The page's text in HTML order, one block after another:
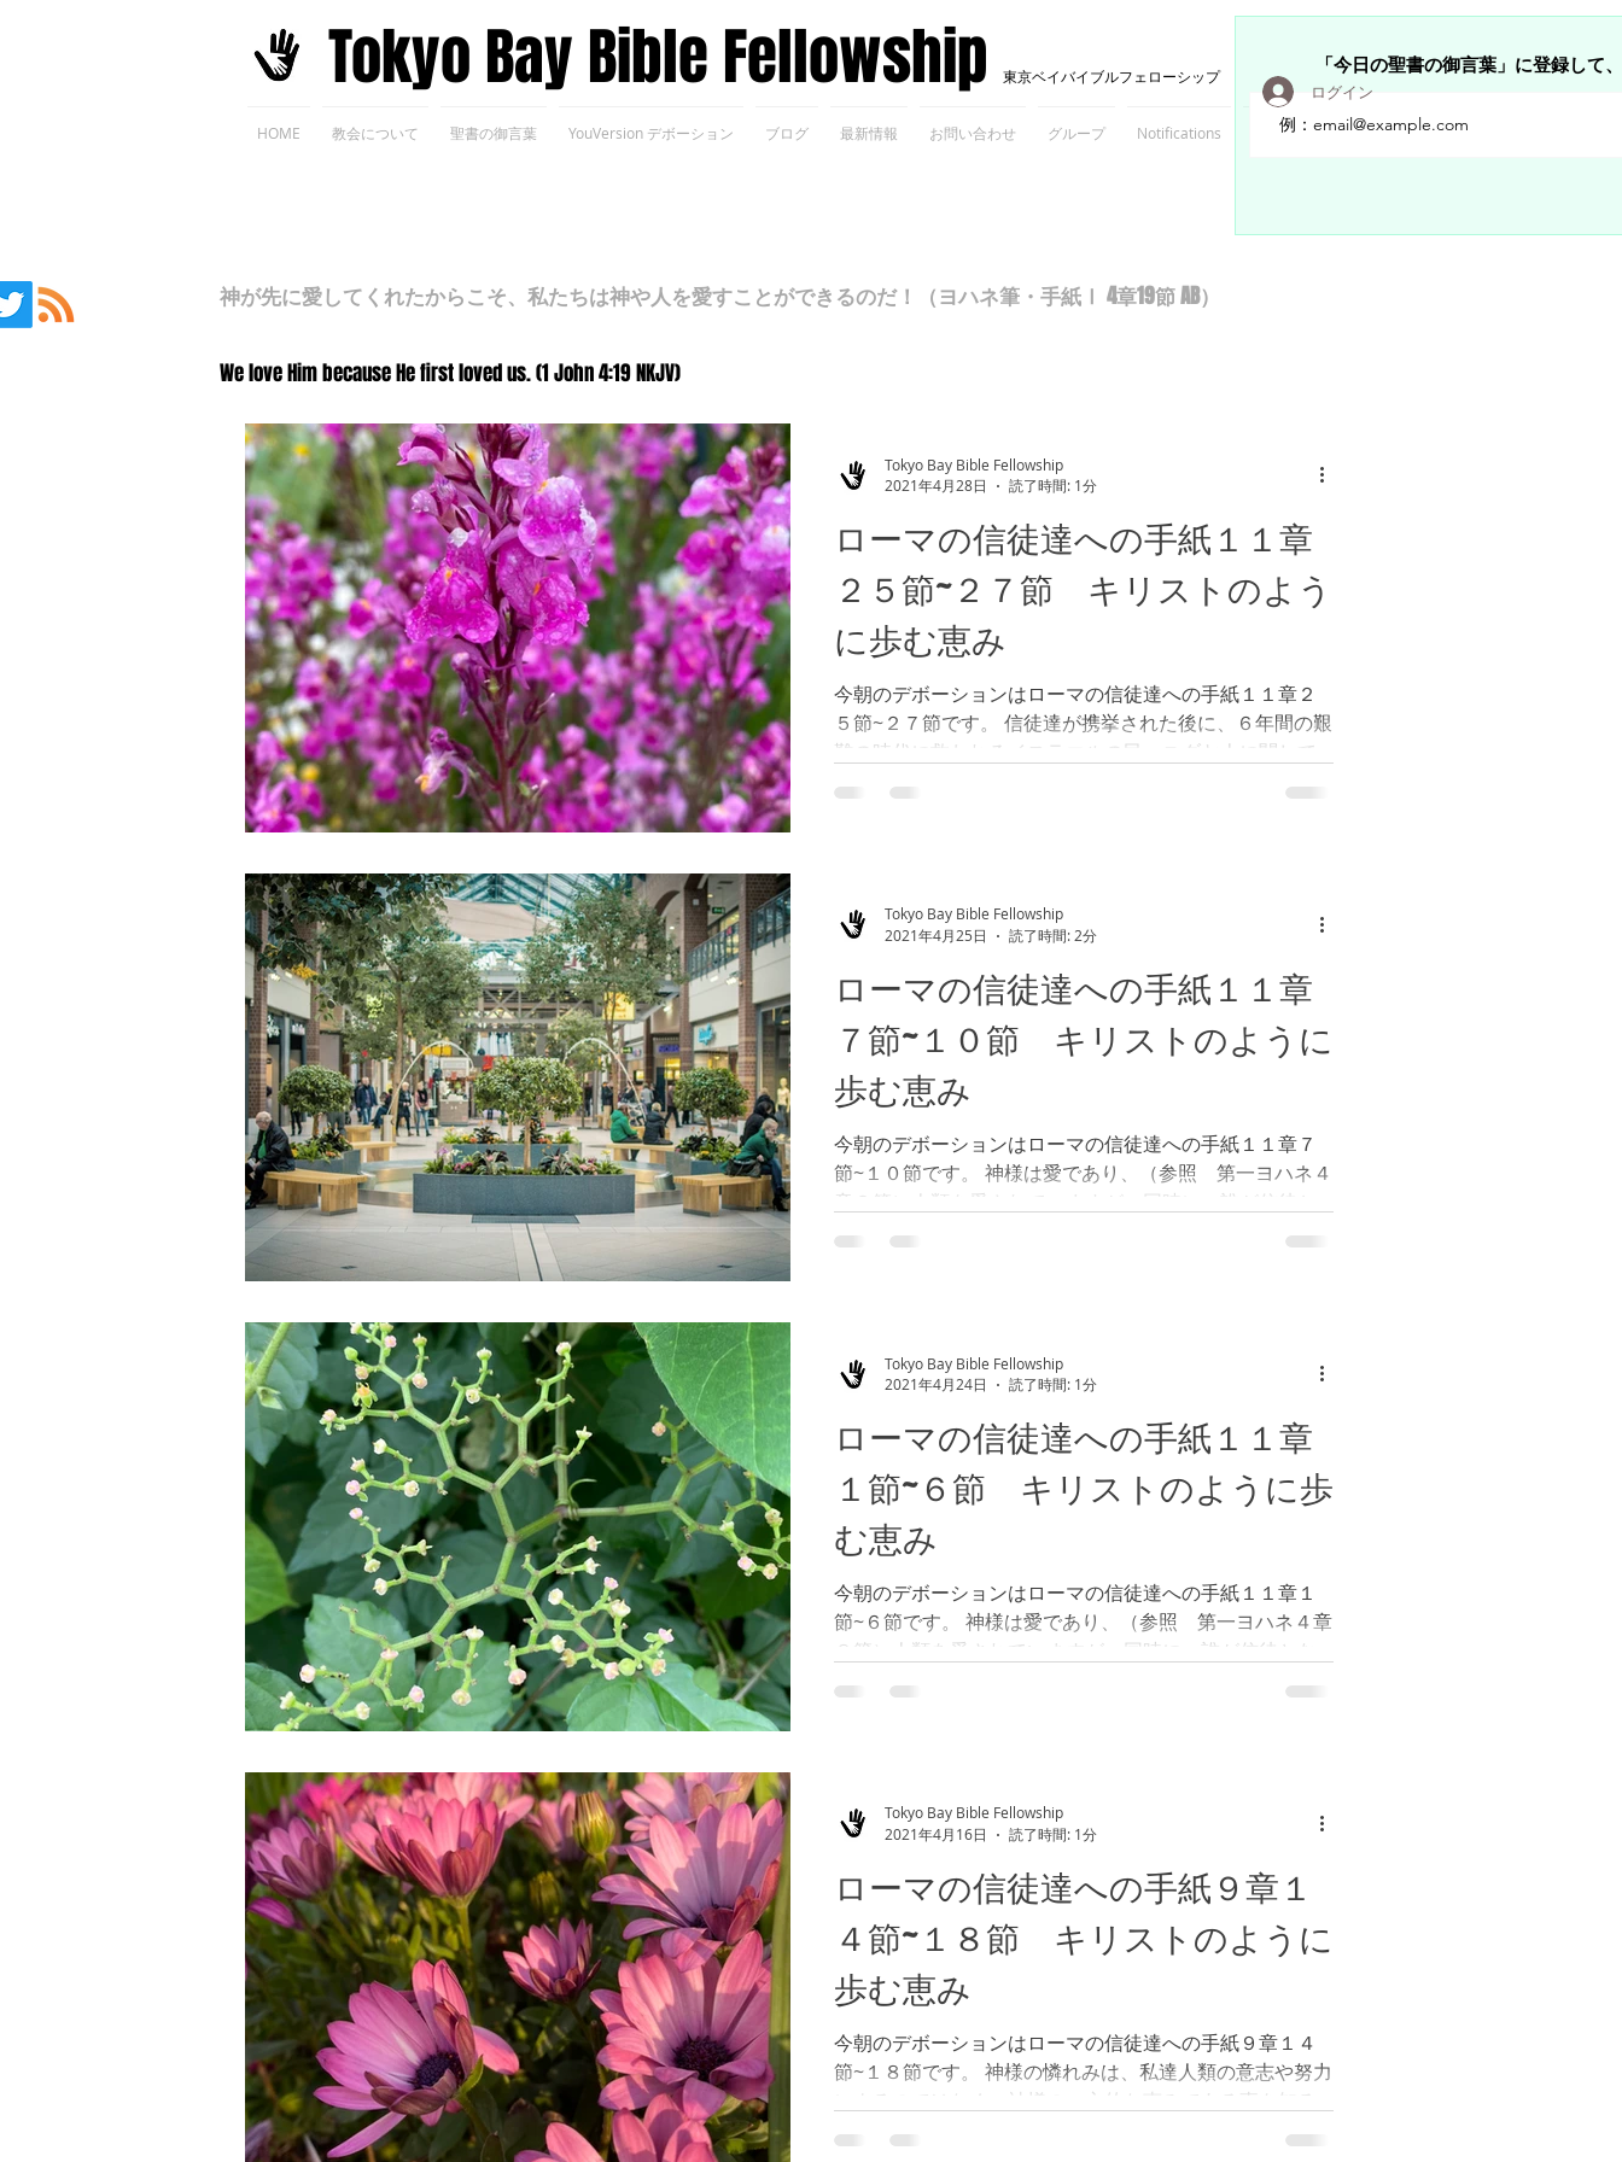
​Tokyo Bay Bible Fellowship 東京ベイバイブルフェローシップ
HOME 教会について 聖書の御言葉 YouVersion デボーション ブログ 最新情報 お問い合わせ グループ Notifications Members
「今日の聖書の御言葉」に登録して
ログイン
神が先に愛してくれたからこそ、私たちは神や人を愛すことができるのだ！（ヨハネ筆・手紙Ⅰ 4章19節 AB）
We love Him because He first loved us. (1 John 4:19 NKJV)
ローマの信徒達への手紙１１章
２５節~２７節 キリストのよう
に歩む恵み
今朝のデボーションはローマの信徒達への手紙１１章２
５節~２７節です。 信徒達が携挙された後に、６年間の艱
難の時代に救われるイスラエルの民、ユダヤ人に関して
預言されています。 信徒達が具体的にいつ携挙されるか
Tokyo Bay Bible Fellowship
2021年4月28日
読了時間: 1分
ローマの信徒達への手紙１１章
７節~１０節 キリストのように
歩む恵み
今朝のデボーションはローマの信徒達への手紙１１章７
節~１０節です。 神様は愛であり、（参照 第一ヨハネ４
章８節）人類を愛されていますが、同時に、誰が信徒と
なるかを予め、御存知です。この故に、イスラエルの信
Tokyo Bay Bible Fellowship
2021年4月25日
読了時間: 2分
ローマの信徒達への手紙１１章
１節~６節 キリストのように歩
む恵み
今朝のデボーションはローマの信徒達への手紙１１章１
節~６節です。 神様は愛であり、（参照 第一ヨハネ４章
８節）人類を愛されていますが、同時に、誰が信徒とな
るかを予め、御存知です。この故に、イスラエルの信徒
Tokyo Bay Bible Fellowship
2021年4月24日
読了時間: 1分
ローマの信徒達への手紙９章１
４節~１８節 キリストのように
歩む恵み
今朝のデボーションはローマの信徒達への手紙９章１４
節~１８節です。 神様の憐れみは、私達人類の意志や努力
によるのではなく、神様の一方的な恵みである事を知る
事が出来ます。 神様はファラオ王の心を頑なにされ、そ
Tokyo Bay Bible Fellowship
2021年4月16日
読了時間: 1分